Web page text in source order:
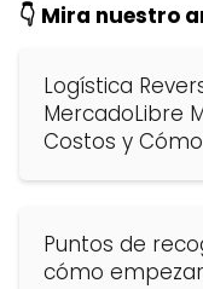
👇 Mira nuestro
Logística
MercadoLibre
Costos y
Puntos de
cómo